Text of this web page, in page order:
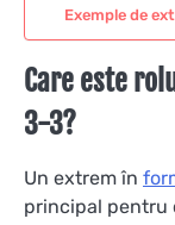
Exemple de
Care este
3-3?
Un extrem în
principal pentru